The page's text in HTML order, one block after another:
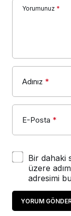
Yorumunuz *
Adınız *
E-Posta *
Bir dahaki
üzere
adresimi
YORUM